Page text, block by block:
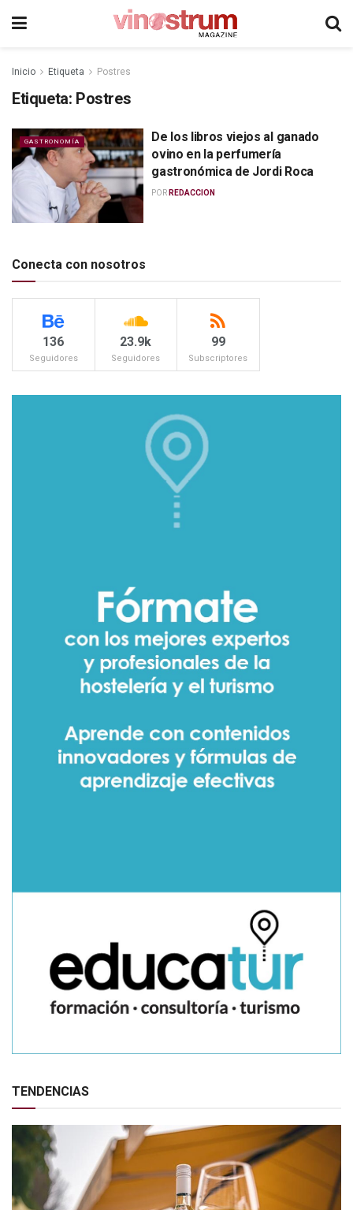
Inicio Etiqueta Postres
Etiqueta: Postres
GASTRONOMÍA
De los libros viejos al ganado
ovino en la perfumería
gastronómica de Jordi Roca
POR REDACCION
Conecta con nosotros
136
Seguidores
23.9k
Seguidores
99
Subscriptores
TENDENCIAS